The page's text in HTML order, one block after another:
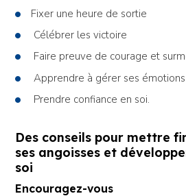
Fixer une heure de sortie
Célébrer les victoire
Faire preuve de courage et
Apprendre à gérer ses émotions
Prendre confiance en soi.
Des conseils pour mettre
ses angoisses et
soi
Encouragez-vous